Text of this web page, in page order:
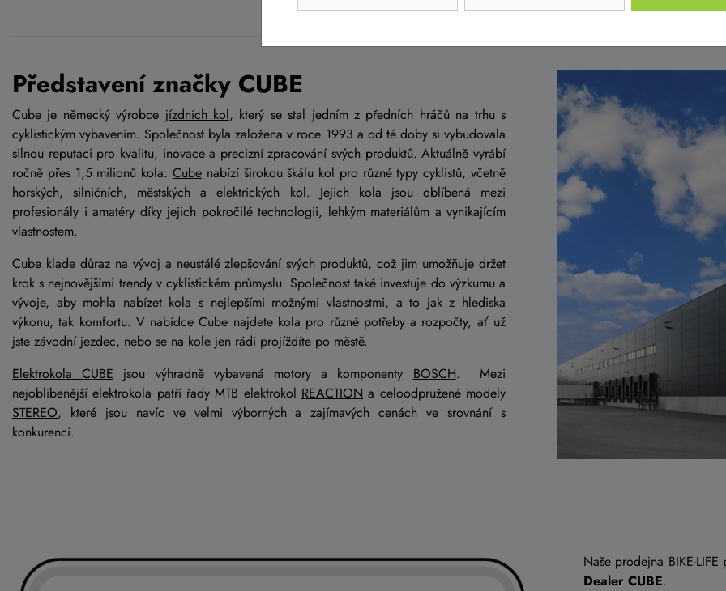
Představení značky CUBE
Cube je německý výrobce jízdních kol, který se stal jedním z předních hráčů na trhu s
cyklistickým vybavením. Společnost byla založena v roce 1993 a od té doby si vybudovala
silnou reputaci pro kvalitu, inovace a precizní zpracování svých produktů. Aktuálně vyrábí
ročně přes 1,5 milionů kola. Cubenabízí širokou škálu kol pro různé typy cyklistů, včetně
horských, silničních, městských a elektrických kol. Jejich kola jsou oblíbená mezi
profesionály i amatéry díky jejich pokročilé technologii, lehkým materiálům a vynikajícím
vlastnostem.
Cube klade důraz na vývoj a neustálé zlepšování svých produktů, což jim umožňuje držet
krok s nejnovějšími trendy v cyklistickém průmyslu. Společnost také investuje do výzkumu a
vývoje, aby mohla nabízet kola s nejlepšími možnými vlastnostmi, a to jak z hlediska
výkonu, tak komfortu. V nabídce Cube najdete kola pro různé potřeby a rozpočty, ať už
jste závodní jezdec, nebo se na kole jen rádi projíždíte po městě.
Elektrokola CUBE jsou výhradně vybavená motory a komponenty BOSCH. Mezi
nejoblíbenější elektrokola patří řady MTB elektrokol REACTION a celoodpružené modely
STEREO, které jsou navíc ve velmi výborných a zajímavých cenách ve srovnání s
konkurencí.
Naše prodejna BIKE-
Dealer CUBE.